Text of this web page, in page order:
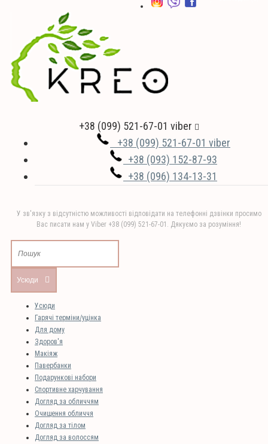
+38 (099) 521-67-01 viber
+38 (099) 521-67-01 viber
+38 (093) 152-87-93
+38 (096) 134-13-31
У зв'язку з відсутністю можливості відповідати на телефонні дзвінки просимо
Вас писати нам у Viber +38 (099) 521-67-01. Дякуємо за розуміння!
Усюди
Усюди
Гарячі терміни/уцінка
Для дому
Здоров'я
Макіяж
Павербанки
Подарункові набори
Спортивне харчування
Догляд за обличчям
Очищення обличчя
Догляд за тілом
Догляд за волоссям